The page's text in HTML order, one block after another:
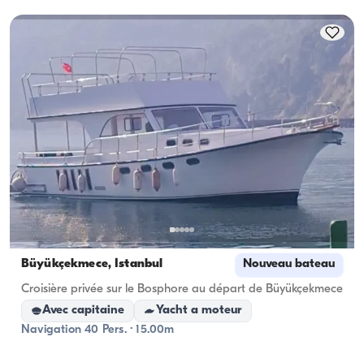
capacité d'hébergement ; pour les locations à la
Büyükçekmece, İstanbul Nouveau bateau
Croisière privée sur le Bosphore au départ de Büyükçekmece
Avec capitaine
Yacht a moteur
Navigation 40 Pers. · 15.00m